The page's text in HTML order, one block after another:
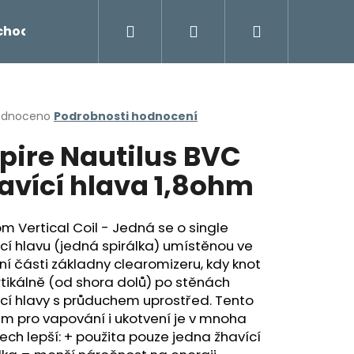
Napište námPřihlášení
Podrobnosti hodnocení
Nautilus BVC
hlava 1,8ohm
Vertical Coil - Jedná se o single
hlavu (jedná spirálka) umístěnou ve
části základny clearomizeru, kdy knot
(od shora dolů) po stěnách
hlavy s průduchem uprostřed. Tento
pro vapování i ukotvení je v mnoha
lepší: + použita pouze jedna žhavící
Následující